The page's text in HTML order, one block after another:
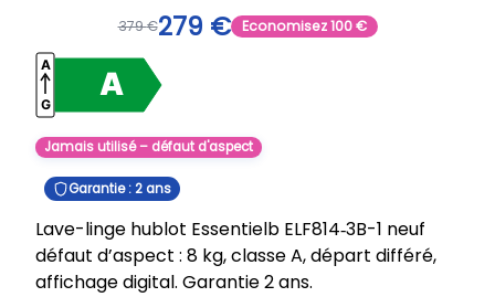
379€279 € Economisez100€
Jamais utilisé – défaut d'aspect
Garantie : 2 ans
Lave-linge hublot Essentielb ELF814‑3B-1 neuf
défaut d’aspect : 8 kg, classe A, départ différé,
affichage digital. Garantie 2 ans.